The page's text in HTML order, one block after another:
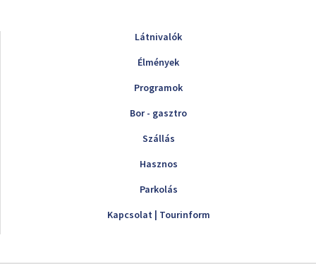
Látnivalók
Élmények
Programok
Bor - gasztro
Szállás
Hasznos
Parkolás
Kapcsolat | Tourinform